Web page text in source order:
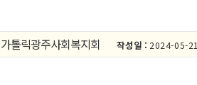
가톨릭광주사회복지회 작성일 : 2024-05-21